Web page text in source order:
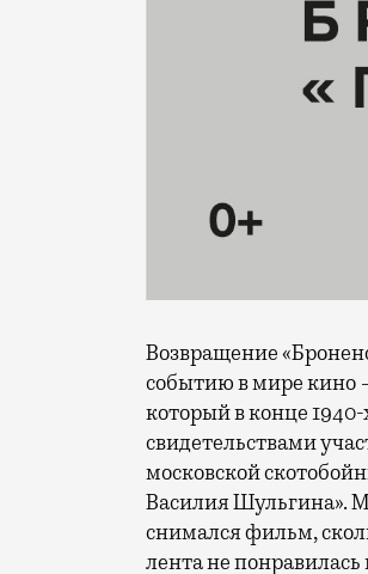
Возвращение
событию в мире кино
который в конце
свидетельствами
московской
Василия Шульгина».
снимался фильм,
лента не